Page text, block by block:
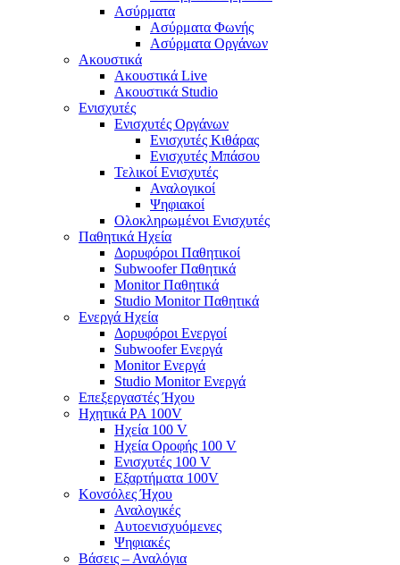
Ασύρματα
Ασύρματα Φωνής
Ασύρματα Οργάνων
Ακουστικά
Ακουστικά Live
Ακουστικά Studio
Ενισχυτές
Ενισχυτές Οργάνων
Ενισχυτές Κιθάρας
Ενισχυτές Μπάσου
Τελικοί Ενισχυτές
Αναλογικοί
Ψηφιακοί
Ολοκληρωμένοι Ενισχυτές
Παθητικά Ηχεία
Δορυφόροι Παθητικοί
Subwoofer Παθητικά
Monitor Παθητικά
Studio Monitor Παθητικά
Ενεργά Ηχεία
Δορυφόροι Ενεργοί
Subwoofer Ενεργά
Monitor Ενεργά
Studio Monitor Ενεργά
Επεξεργαστές Ήχου
Ηχητικά PA 100V
Ηχεία 100 V
Ηχεία Οροφής 100 V
Ενισχυτές 100 V
Εξαρτήματα 100V
Κονσόλες Ήχου
Αναλογικές
Αυτοενισχυόμενες
Ψηφιακές
Βάσεις – Αναλόγια